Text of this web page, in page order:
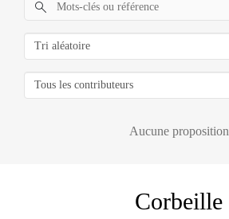
Tri aléatoire
Tous les contributeurs
Aucune proposition
Corbeille